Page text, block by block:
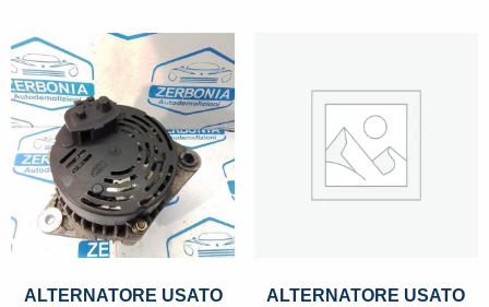
ALTERNATORE USATO
ALTERNATORE USATO